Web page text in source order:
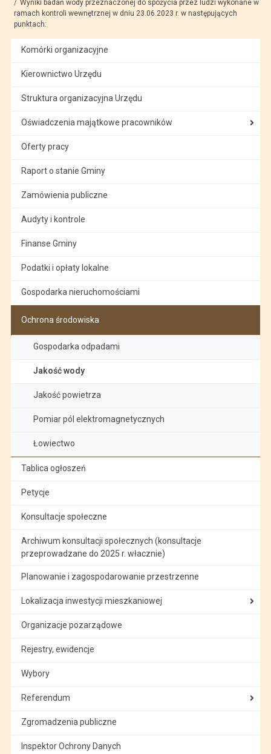
Wyniki badań wody przeznaczonej do spożycia przez ludzi wykonane w
ramach kontroli wewnętrznej w dniu 23.06.2023 r. w następujących
punktach:
Komórki organizacyjne
Kierownictwo Urzędu
Struktura organizacyjna Urzędu
Oświadczenia majątkowe pracowników
Oferty pracy
Raport o stanie Gminy
Zamówienia publiczne
Audyty i kontrole
Finanse Gminy
Podatki i opłaty lokalne
Gospodarka nieruchomościami
Ochrona środowiska
Gospodarka odpadami
Jakość wody
Jakość powietrza
Pomiar pól elektromagnetycznych
Łowiectwo
Tablica ogłoszeń
Petycje
Konsultacje społeczne
Archiwum konsultacji społecznych (konsultacje
przeprowadzane do 2025 r. włacznie)
Planowanie i zagospodarowanie przestrzenne
Lokalizacja inwestycji mieszkaniowej
Organizacje pozarządowe
Rejestry, ewidencje
Wybory
Referendum
Zgromadzenia publiczne
Inspektor Ochrony Danych